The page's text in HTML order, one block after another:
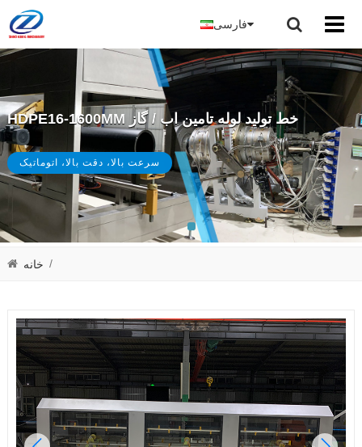
فارسی
HDPE16-1600MM خط تولید لوله تامین اب / گاز
سرعت بالا، دقت بالا، اتوماتیک
خانه /